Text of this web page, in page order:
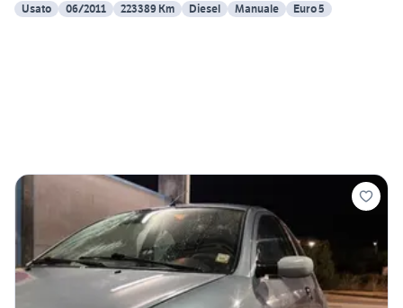
Usato
06/2011 223389 Km Diesel Manuale Euro 5